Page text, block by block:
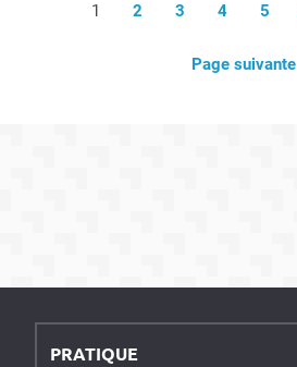
1 2 3 4 5
Page suivante
PRATIQUE